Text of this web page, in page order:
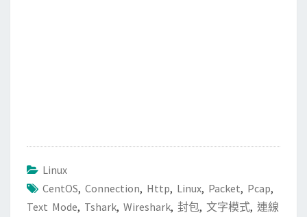
Linux
CentOS, Connection, Http, Linux, Packet, Pcap,
Text Mode, Tshark, Wireshark, 封包, 文字模式, 連線